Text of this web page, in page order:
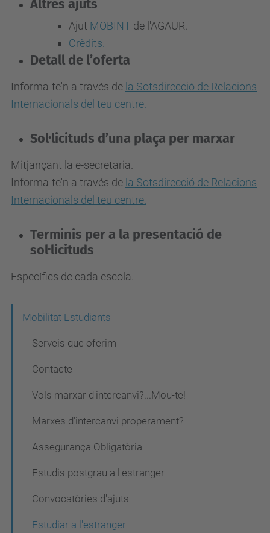
Altres ajuts
Ajut MOBINT de l'AGAUR.
Crèdits.
Detall de l’oferta
Informa-te'n a través de la Sotsdirecció de Relacions
Internacionals del teu centre.
Sol·licituds d’una plaça per marxar
Mitjançant la e-secretaria.
Informa-te'n a través de la Sotsdirecció de Relacions
Internacionals del teu centre.
Terminis per a la presentació de
sol·licituds
Específics de cada escola.
Mobilitat Estudiants
Serveis que oferim
Contacte
Vols marxar d'intercanvi?...Mou-te!
Marxes d'intercanvi properament?
Assegurança Obligatòria
Estudis postgrau a l'estranger
Convocatòries d'ajuts
Estudiar a l'estranger